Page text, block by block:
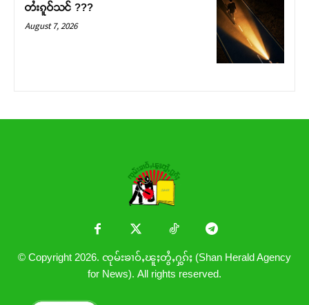
တႆးၵူဝ်သင် ???
August 7, 2026
© Copyright 2026. ၸုမ်းၶၢဝ်ႇၽူႈတွႆႇႁွၵ်ႈ (Shan Herald Agency
for News). All rights reserved.